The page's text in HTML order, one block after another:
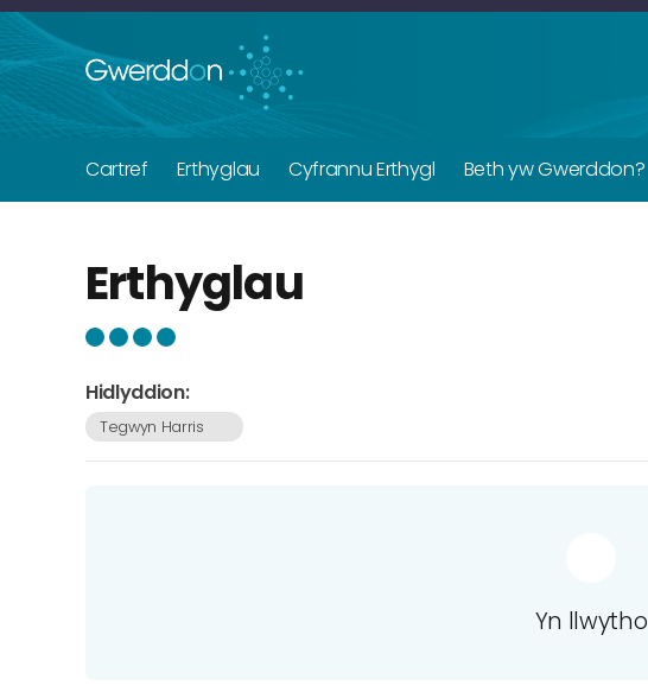
Cartref Erthyglau Cyfrannu Erthygl Beth yw Gwerddon?
Erthyglau
Hidlyddion:
Tegwyn Harris
Yn llwytho